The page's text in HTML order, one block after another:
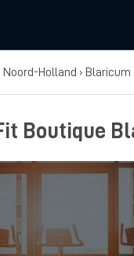
Noord-Holland › Blaricum
Boutique